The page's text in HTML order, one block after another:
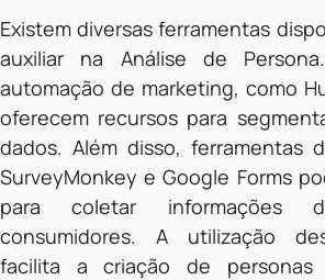
Existem diversas ferramentas
auxiliar na Análise de
automação de marketing, como
oferecem recursos para
dados. Além disso, ferramentas
SurveyMonkey e Google Forms
para coletar informações
consumidores. A utilização
facilita a criação de personas